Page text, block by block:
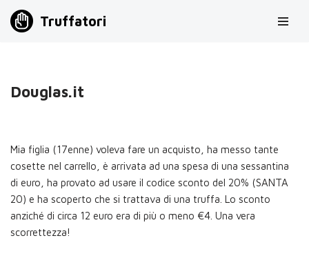
Truffatori
Douglas.it
Mia figlia (17enne) voleva fare un acquisto, ha messo tante
cosette nel carrello, è arrivata ad una spesa di una sessantina
di euro, ha provato ad usare il codice sconto del 20% (SANTA
20) e ha scoperto che si trattava di una truffa. Lo sconto
anziché di circa 12 euro era di più o meno €4. Una vera
scorrettezza!